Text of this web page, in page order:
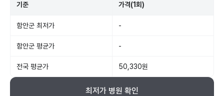
기준 가격(1회)
함안군 최저가 -
함안군 평균가 -
전국 평균가 50,330원
최저가 병원 확인